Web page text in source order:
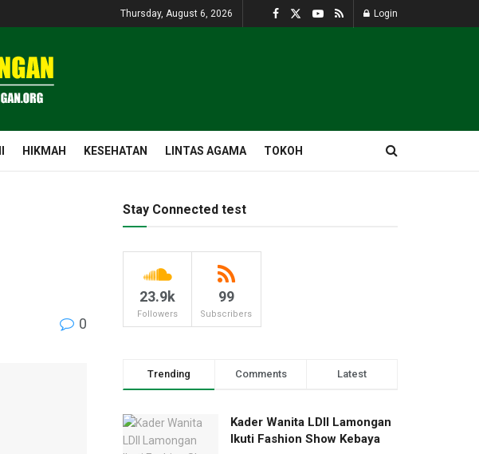
Thursday, August 6, 2026 Login
HIKMAH KESEHATAN LINTAS AGAMA TOKOH
0
Stay Connected test
23.9k
Followers
99
Subscribers
Trending Comments Latest
Kader Wanita LDII Lamongan
Ikuti Fashion Show Kebaya